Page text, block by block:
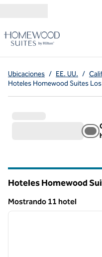
Ubicaciones / EE. UU. /
Hoteles Homewood Suites
Hoteles Homewood
Mostrando 11 hotel
Mostrando 11 hotel
1 de 12